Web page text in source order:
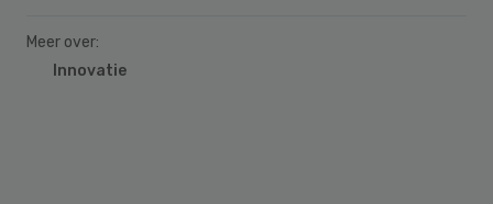
Meer over:
Innovatie